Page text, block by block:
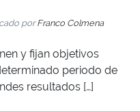
por Franco Colmena
y fijan objetivos
periodo de
resultados […]